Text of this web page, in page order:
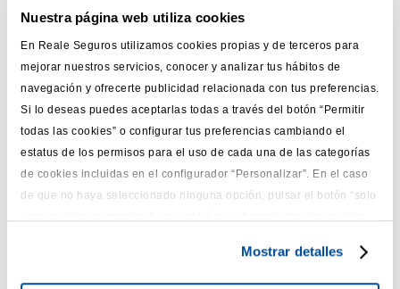
Nuestra página web utiliza cookies
En Reale Seguros utilizamos cookies propias y de terceros para
mejorar nuestros servicios, conocer y analizar tus hábitos de
navegación y ofrecerte publicidad relacionada con tus preferencias.
Si lo deseas puedes aceptarlas todas a través del botón “Permitir
todas las cookies” o configurar tus preferencias cambiando el
estatus de los permisos para el uso de cada una de las categorías
de cookies incluidas en el configurador “Personalizar”. En el caso
de que no haya seleccionado ninguna opción, pulsar el botón “solo
cambiar la configuración, puedes consultar nuestraPolítica de
PrivacidadyCookies.
Mostrar detalles
En virtud de esta colaboración, Mediaset España continuará
dandovisibilidad a la iniciativa Cultura con Impacto en sus
canales televisivos y plataformasa través de piezas
audiovisuales, espacios editoriales en programas e
informativos y contenidos específicos para sus soportes
digitales. Los presentadoresAlba Lago(Noticias Cuatro) y
nuevamente como embajadores de la acción y
protagonistas de los spots , diseñados para trasladar a la
audiencia el
papel de la cultura como motor de cambio,
progreso y cohesión social.
CUATRO CATEGORÍAS PARA RECONOCER
PROYECTOS QUE TRANSFORMAN VIDAS
a tres asociaciones con las que colabora desde
de la salud, el empleo y la inclusión. A estos tres premios se